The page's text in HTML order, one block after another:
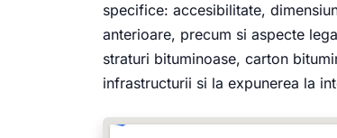
specifice: accesibilitate,
anterioare, precum si aspecte
straturi bituminoase, carton
infrastructurii si la expunerea la